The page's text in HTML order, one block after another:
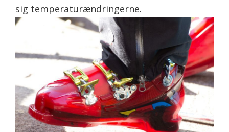
sig temperaturændringerne.